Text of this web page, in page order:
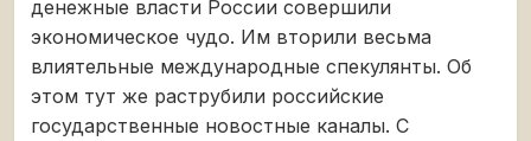
денежные власти России совершили
экономическое чудо. Им вторили весьма
влиятельные международные спекулянты. Об
этом тут же раструбили российские
государственные новостные каналы. С